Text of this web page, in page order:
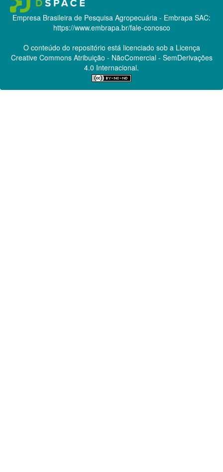
Empresa Brasileira de Pesquisa Agropecuária - Embrapa SAC:
https://www.embrapa.br/fale-conosco
O conteúdo do repositório está licenciado sob a Licença
Creative CommonsAtribuição - NãoComercial - SemDerivações
4.0 Internacional.